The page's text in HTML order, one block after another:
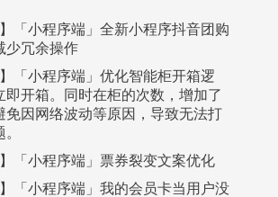
「小程序端」全新小程序抖音团购
少冗余操作
「小程序端」优化智能柜开箱逻
即开箱。同时在柜的次数，增加了
免因网络波动等原因，导致无法打
「小程序端」票券裂变文案优化
「小程序端」我的会员卡当用户没